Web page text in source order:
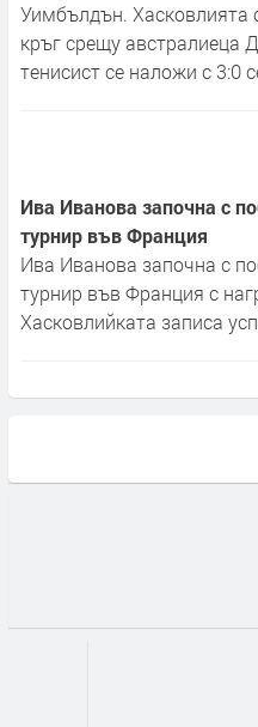
Уимбълдън. Хасковлията
кръг срещу австралиеца
тенисист се наложи с 3:0
Ива Иванова започна с
турнир във Франция
Ива Иванова започна с
турнир във Франция с
Хасковлийката записа